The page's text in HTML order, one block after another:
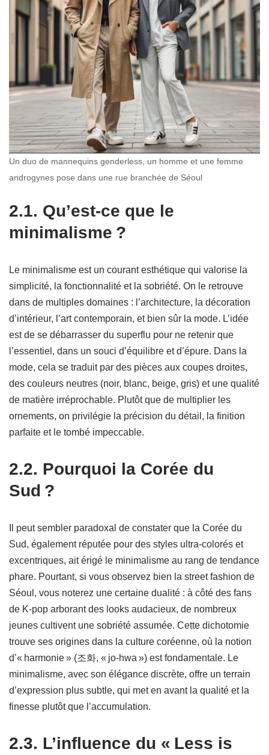
Un duo de mannequins genderless, un homme et une femme
androgynes pose dans une rue branchée de Séoul
2.1. Qu’est-ce que le
minimalisme ?
Le minimalisme est un courant esthétique qui valorise la
simplicité, la fonctionnalité et la sobriété. On le retrouve
dans de multiples domaines : l’architecture, la décoration
d’intérieur, l’art contemporain, et bien sûr la mode. L’idée
est de se débarrasser du superflu pour ne retenir que
l’essentiel, dans un souci d’équilibre et d’épure. Dans la
mode, cela se traduit par des pièces aux coupes droites,
des couleurs neutres (noir, blanc, beige, gris) et une qualité
de matière irréprochable. Plutôt que de multiplier les
ornements, on privilégie la précision du détail, la finition
parfaite et le tombé impeccable.
2.2. Pourquoi la Corée du
Sud ?
Il peut sembler paradoxal de constater que la Corée du
Sud, également réputée pour des styles ultra-colorés et
excentriques, ait érigé le minimalisme au rang de tendance
phare. Pourtant, si vous observez bien la street fashion de
Séoul, vous noterez une certaine dualité : à côté des fans
de K-pop arborant des looks audacieux, de nombreux
jeunes cultivent une sobriété assumée. Cette dichotomie
trouve ses origines dans la culture coréenne, où la notion
d’« harmonie » (조화, « jo-hwa ») est fondamentale. Le
minimalisme, avec son élégance discrète, offre un terrain
d’expression plus subtle, qui met en avant la qualité et la
finesse plutôt que l’accumulation.
2.3. L’influence du « Less is